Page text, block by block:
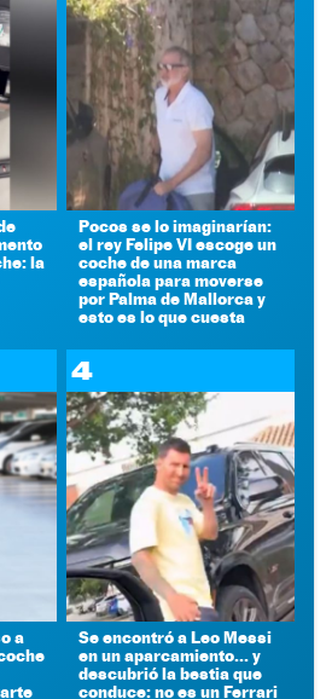
la
Pocos se lo imaginarían:
el rey Felipe VI escoge un
coche de una marca
española para moverse
por Palma de Mallorca y
esto es lo que cuesta
a
4
Se encontró a Leo Messi
en un aparcamiento... y
descubrió la bestia que
conduce: no es un Ferrari